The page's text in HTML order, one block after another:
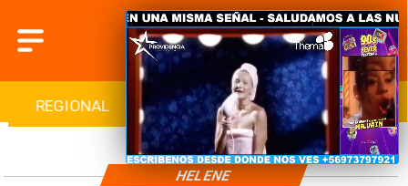
REGIONAL INTERNACIONAL DEPORTES
HELENE